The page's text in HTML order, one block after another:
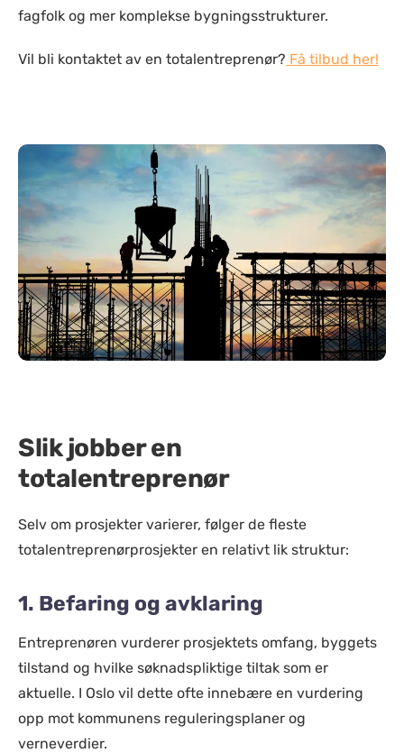
fagfolk og mer komplekse bygningsstrukturer.
Vil bli kontaktet av en totalentreprenør? Få tilbud her!
Slik jobber en
totalentreprenør
Selv om prosjekter varierer, følger de fleste
totalentreprenørprosjekter en relativt lik struktur:
1. Befaring og avklaring
Entreprenøren vurderer prosjektets omfang, byggets
tilstand og hvilke søknadspliktige tiltak som er
aktuelle. I Oslo vil dette ofte innebære en vurdering
opp mot kommunens reguleringsplaner og
verneverdier.